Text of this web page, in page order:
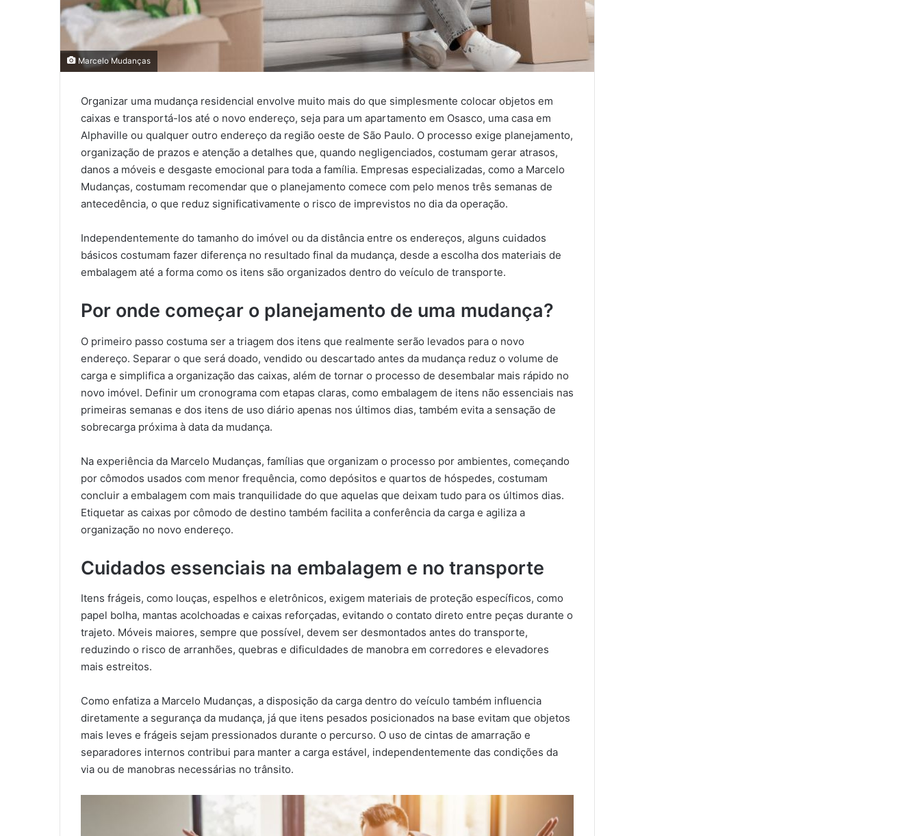
Marcelo Mudanças
Organizar uma mudança residencial envolve muito mais do que simplesmente colocar objetos em
caixas e transportá-los até o novo endereço, seja para um apartamento em Osasco, uma casa em
Alphaville ou qualquer outro endereço da região oeste de São Paulo. O processo exige planejamento,
organização de prazos e atenção a detalhes que, quando negligenciados, costumam gerar atrasos,
danos a móveis e desgaste emocional para toda a família. Empresas especializadas, como a Marcelo
Mudanças, costumam recomendar que o planejamento comece com pelo menos três semanas de
antecedência, o que reduz significativamente o risco de imprevistos no dia da operação.
Independentemente do tamanho do imóvel ou da distância entre os endereços, alguns cuidados
básicos costumam fazer diferença no resultado final da mudança, desde a escolha dos materiais de
embalagem até a forma como os itens são organizados dentro do veículo de transporte.
Por onde começar o planejamento de uma mudança?
O primeiro passo costuma ser a triagem dos itens que realmente serão levados para o novo
endereço. Separar o que será doado, vendido ou descartado antes da mudança reduz o volume de
carga e simplifica a organização das caixas, além de tornar o processo de desembalar mais rápido no
novo imóvel. Definir um cronograma com etapas claras, como embalagem de itens não essenciais nas
primeiras semanas e dos itens de uso diário apenas nos últimos dias, também evita a sensação de
sobrecarga próxima à data da mudança.
Na experiência da Marcelo Mudanças, famílias que organizam o processo por ambientes, começando
por cômodos usados com menor frequência, como depósitos e quartos de hóspedes, costumam
concluir a embalagem com mais tranquilidade do que aquelas que deixam tudo para os últimos dias.
Etiquetar as caixas por cômodo de destino também facilita a conferência da carga e agiliza a
organização no novo endereço.
Cuidados essenciais na embalagem e no transporte
Itens frágeis, como louças, espelhos e eletrônicos, exigem materiais de proteção específicos, como
papel bolha, mantas acolchoadas e caixas reforçadas, evitando o contato direto entre peças durante o
trajeto. Móveis maiores, sempre que possível, devem ser desmontados antes do transporte,
reduzindo o risco de arranhões, quebras e dificuldades de manobra em corredores e elevadores
mais estreitos.
Como enfatiza a Marcelo Mudanças, a disposição da carga dentro do veículo também influencia
diretamente a segurança da mudança, já que itens pesados posicionados na base evitam que objetos
mais leves e frágeis sejam pressionados durante o percurso. O uso de cintas de amarração e
separadores internos contribui para manter a carga estável, independentemente das condições da
via ou de manobras necessárias no trânsito.